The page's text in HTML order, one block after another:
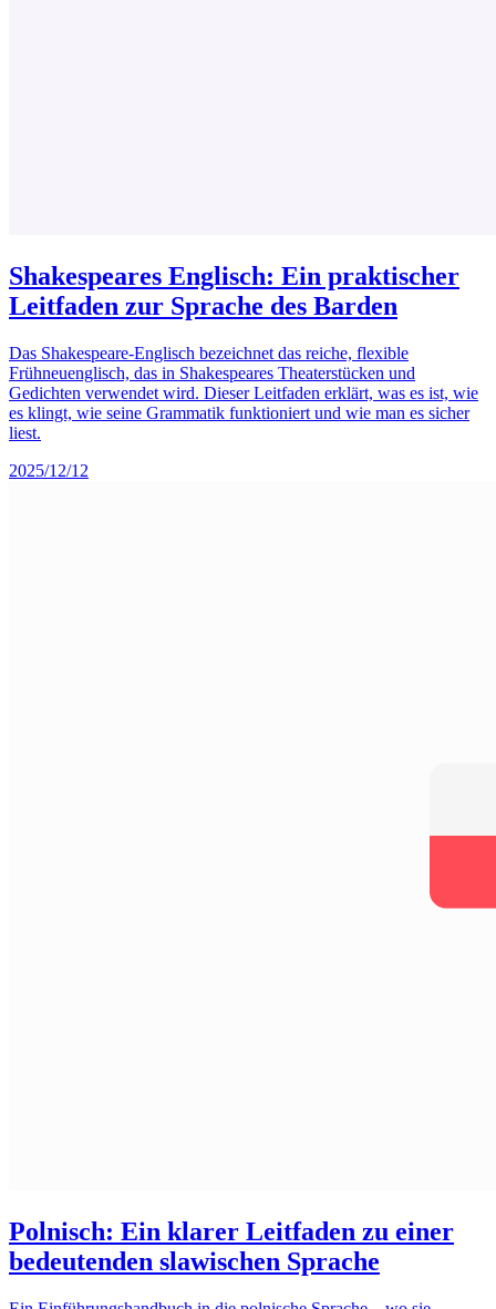
Shakespeares Englisch: Ein praktischer
Leitfaden zur Sprache des Barden
Das Shakespeare-Englisch bezeichnet das reiche, flexible
Frühneuenglisch, das in Shakespeares Theaterstücken und
Gedichten verwendet wird. Dieser Leitfaden erklärt, was es ist, wie
es klingt, wie seine Grammatik funktioniert und wie man es sicher
liest.
2025/12/12
Polnisch: Ein klarer Leitfaden zu einer
bedeutenden slawischen Sprache